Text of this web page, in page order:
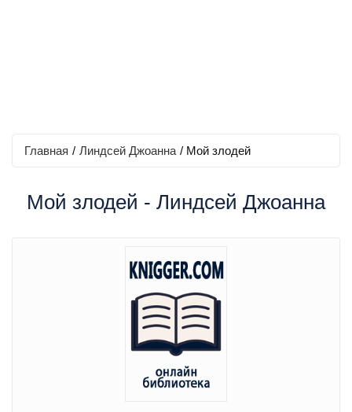
Главная / Линдсей Джоанна / Мой злодей
Мой злодей - Линдсей Джоанна